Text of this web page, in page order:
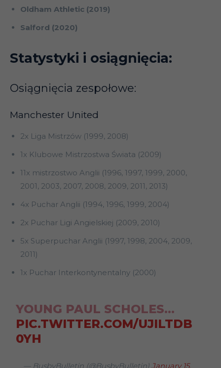
Oldham Athletic (2019)
Salford (2020)
Statystyki i osiągnięcia:
Osiągnięcia zespołowe:
Manchester United
2x Liga Mistrzów (1999, 2008)
1x Klubowe Mistrzostwa Świata (2009)
11x mistrzostwo Anglii (1996, 1997, 1999, 2000,
2001, 2003, 2007, 2008, 2009, 2011, 2013)
4x Puchar Anglii (1994, 1996, 1999, 2004)
2x Puchar Ligi Angielskiej (2009, 2010)
5x Superpuchar Anglii (1997, 1998, 2004, 2009,
2011)
1x Puchar Interkontynentalny (2000)
YOUNG PAUL SCHOLES…
PIC.TWITTER.COM/UJILTDB
0YH
— BusbyBulletin (@BusbyBulletin) January 15,